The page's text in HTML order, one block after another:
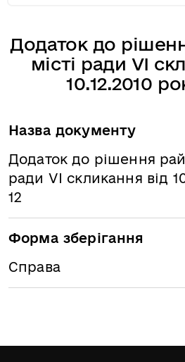
Додаток до
місті ради VІ
10.12.2010
Назва документу
Додаток до рішення
ради VІ скликання від
12
Форма зберігання
Справа